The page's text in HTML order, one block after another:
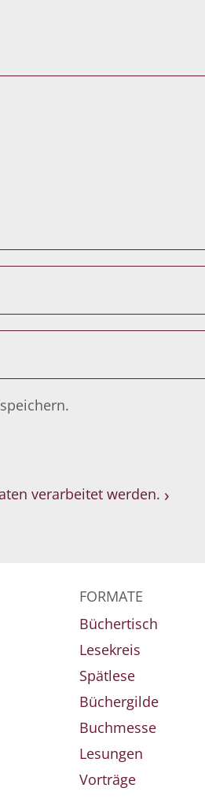
verarbeitet werden.
FORMATE
Büchertisch
Lesekreis
Spätlese
Büchergilde
Buchmesse
Lesungen
Vorträge